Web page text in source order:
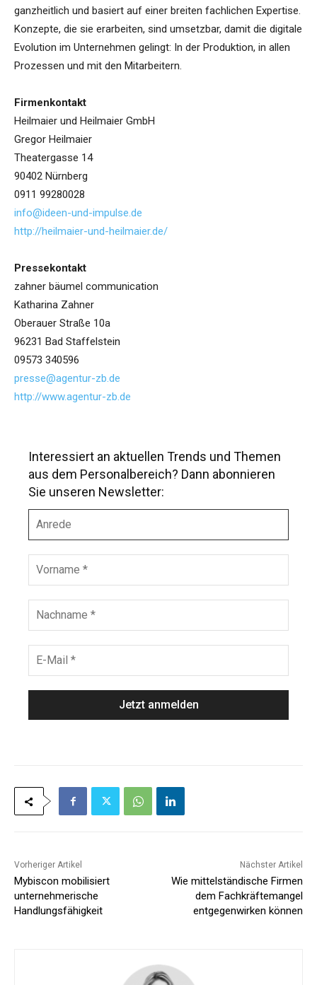
ganzheitlich und basiert auf einer breiten fachlichen Expertise.
Konzepte, die sie erarbeiten, sind umsetzbar, damit die digitale
Evolution im Unternehmen gelingt: In der Produktion, in allen
Prozessen und mit den Mitarbeitern.
Firmenkontakt
Heilmaier und Heilmaier GmbH
Gregor Heilmaier
Theatergasse 14
90402 Nürnberg
0911 99280028
info@ideen-und-impulse.de
http://heilmaier-und-heilmaier.de/
Pressekontakt
zahner bäumel communication
Katharina Zahner
Oberauer Straße 10a
96231 Bad Staffelstein
09573 340596
presse@agentur-zb.de
http://www.agentur-zb.de
Interessiert an aktuellen Trends und Themen
aus dem Personalbereich? Dann abonnieren
Sie unseren Newsletter:
r
e
e
r
n
m
c
h
a
M
a
l
Vorheriger Artikel
Mybiscon mobilisiert
unternehmerische
Handlungsfähigkeit
Nächster Artikel
Wie mittelständische Firmen
dem Fachkräftemangel
entgegenwirken können